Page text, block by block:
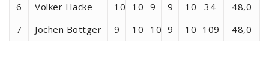
6 Volker Hacke 10 10 9 9 10 34
48,0
7
Jochen Böttger 9 10 10 9 10 109 48,0